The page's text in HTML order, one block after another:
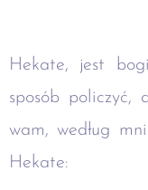
Hekate, jest
sposób policzyć,
wam, według
Hekate: